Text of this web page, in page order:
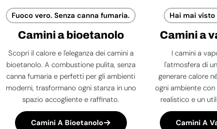
Fuoco vero. Senza canna fumaria.
Camini a bioetanolo
Scopri il calore e l'eleganza dei camini a
bioetanolo. A combustione pulita, senza
canna fumaria e perfetti per gli ambienti
moderni, trasformano ogni stanza in uno
spazio accogliente e raffinato.
Camini A Bioetanolo
Hai mai
Camini a
I camini a
l'atmosfera di
generare calore
ogni ambiente
realistico e un
Camini A